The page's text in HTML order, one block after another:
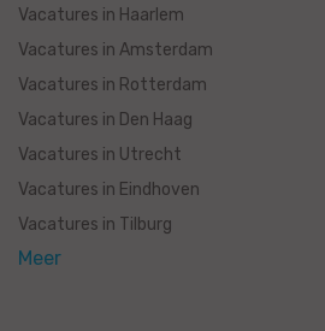
Vacatures in Haarlem
Vacatures in Amsterdam
Vacatures in Rotterdam
Vacatures in Den Haag
Vacatures in Utrecht
Vacatures in Eindhoven
Vacatures in Tilburg
Meer